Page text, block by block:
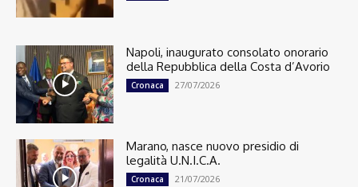
Napoli, inaugurato consolato onorario
della Repubblica della Costa d’Avorio
Cronaca 27/07/2026
Marano, nasce nuovo presidio di
legalità U.N.I.C.A.
Cronaca 21/07/2026